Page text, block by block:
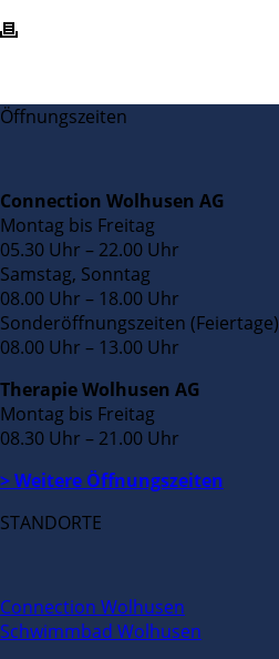
Öffnungszeiten
Connection Wolhusen AG
Montag bis Freitag
05.30 Uhr – 22.00 Uhr
Samstag, Sonntag
08.00 Uhr – 18.00 Uhr
Sonderöffnungszeiten (Feiertage)
08.00 Uhr – 13.00 Uhr
Therapie Wolhusen AG
Montag bis Freitag
08.30 Uhr – 21.00 Uhr
> Weitere Öffnungszeiten
STANDORTE
Connection Wolhusen
Schwimmbad Wolhusen